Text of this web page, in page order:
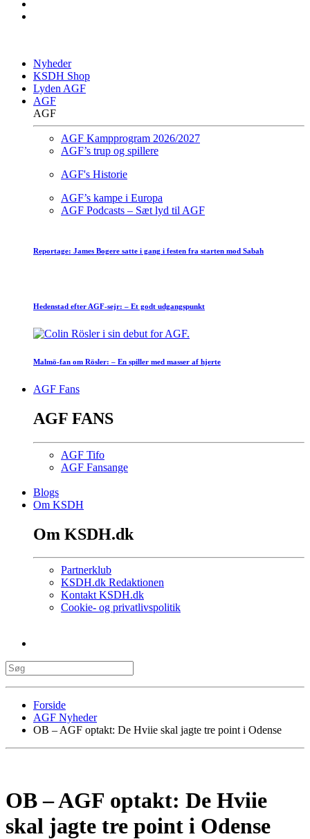
Nyheder
KSDH Shop
Lyden AGF
AGF
AGF
AGF Kampprogram 2026/2027
AGF’s trup og spillere
AGF's Historie
AGF’s kampe i Europa
AGF Podcasts – Sæt lyd til AGF
Reportage: James Bogere satte i gang i festen fra starten mod Sabah
Hedenstad efter AGF-sejr: – Et godt udgangspunkt
Malmö-fan om Rösler: – En spiller med masser af hjerte
AGF Fans
AGF FANS
AGF Tifo
AGF Fansange
Blogs
Om KSDH
Om KSDH.dk
Partnerklub
KSDH.dk Redaktionen
Kontakt KSDH.dk
Cookie- og privatlivspolitik
Forside
AGF Nyheder
OB – AGF optakt: De Hviie skal jagte tre point i Odense
OB – AGF optakt: De Hviie
skal jagte tre point i Odense